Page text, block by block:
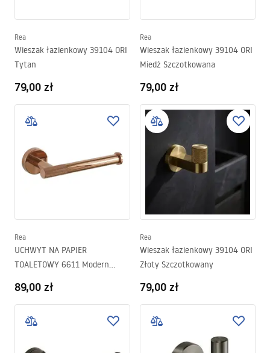
Rea
Wieszak łazienkowy 39104 ORI
Tytan
79,00 zł
Rea
Wieszak łazienkowy 39104 ORI
Miedź Szczotkowana
79,00 zł
Rea
UCHWYT NA PAPIER
TOALETOWY 6611 Modern
89,00 zł
Rea
Wieszak łazienkowy 39104 ORI
Złoty Szczotkowany
79,00 zł